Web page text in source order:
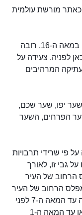
כאתר מורשת עולמית
את העיר מקיפה חומה שבנו העות'מאנים במאה ה-16, רובה
לפניה. צעידה על
המרהיבים
8 שערים, כולל שער יפו, שער שכם,
הפרחים, השער
פי שרידי תרבויות
גבי זו, לאורך
הרחוב של העיר
8 מטרים מעל מפלס הרחוב של העיר
בתקופת בית המקדש הראשון, שהתארכה עד המאה ה-7 לפני
הספירה ובית המקדש השני, שהתקיים כאן עד המאה ה-1